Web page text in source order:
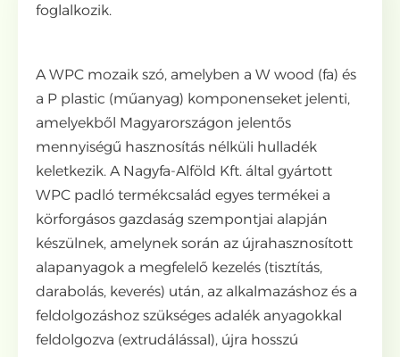
foglalkozik.
A WPC mozaik szó, amelyben a W wood (fa) és
a P plastic (műanyag) komponenseket jelenti,
amelyekből Magyarországon jelentős
mennyiségű hasznosítás nélküli hulladék
keletkezik. A Nagyfa-Alföld Kft. által gyártott
WPC padló termékcsalád egyes termékei a
körforgásos gazdaság szempontjai alapján
készülnek, amelynek során az újrahasznosított
alapanyagok a megfelelő kezelés (tisztítás,
darabolás, keverés) után, az alkalmazáshoz és a
feldolgozáshoz szükséges adalék anyagokkal
feldolgozva (extrudálással), újra hosszú